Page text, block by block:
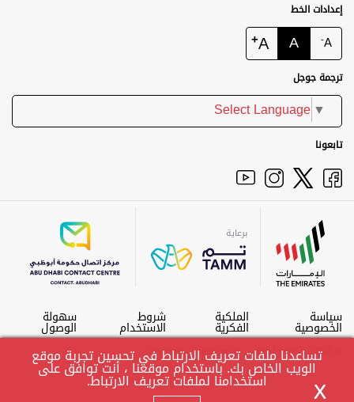
إعدادات الخط
A
-
A
A
+
ترجمة جوجل
Select Language▼
تابعونا
برعاية
سياسة
الخصوصية
الملكية
الفكرية
شروط
الاستخدام
سهولة
الوصول
X
تساعدنا ملفات تعريف الارتباط في تحسين تجربة موقع
الويب الخاص بك. باستخدام موقعنا ، أنت توافق على
استخدامنا لملفات تعريف الارتباط.